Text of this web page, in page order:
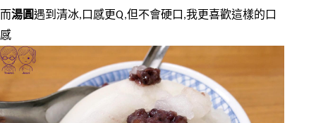
而湯圓遇到清冰,口感更Q,但不會硬口,我更喜歡這樣的口
感